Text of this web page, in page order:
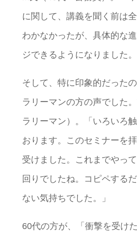
に関して、講義を聞く前は
わかなかったが、具体的な
ジできるようになりました。
そして、特に印象的だった
ラリーマンの方の声でした
ラリーマン）。「いろいろ
おります。このセミナーを
受けました。これまでやっ
回りでしたね。コピペする
ない気持ちでした。」
60代の方が、「衝撃を受け